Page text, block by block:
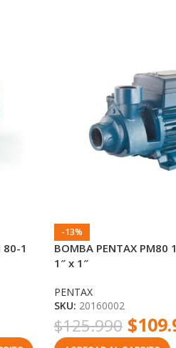
80-1
-13%
BOMBA PENTAX PM80
1″ x 1″
PENTAX
SKU: 20160002
$125.990 $